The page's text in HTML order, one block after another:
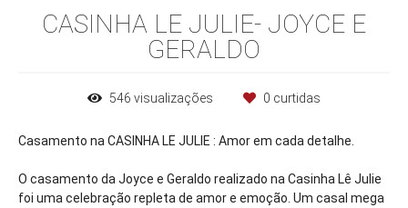
CASINHA LE JULIE- JOYCE E
GERALDO
546 visualizações 0 curtidas
Casamento na CASINHA LE JULIE : Amor em cada detalhe.
O casamento da Joyce e Geraldo realizado na Casinha Lê Julie
foi uma celebração repleta de amor e emoção. Um casal mega